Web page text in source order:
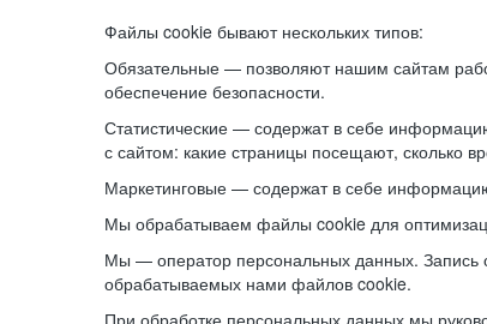
Файлы cookie бывают нескольких типов:
Обязательные — позволяют нашим сайтам
обеспечение безопасности.
Статистические — содержат в себе
с сайтом: какие страницы посещают, сколько
Маркетинговые — содержат в себе
Мы обрабатываем файлы cookie для
Мы — оператор персональных данных. Запись
обрабатываемых нами файлов cookie.
При обработке персональных данных мы